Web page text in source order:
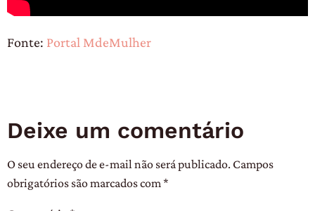
Fonte: Portal MdeMulher
Deixe um comentário
O seu endereço de e-mail não será publicado. Campos
obrigatórios são marcados com*